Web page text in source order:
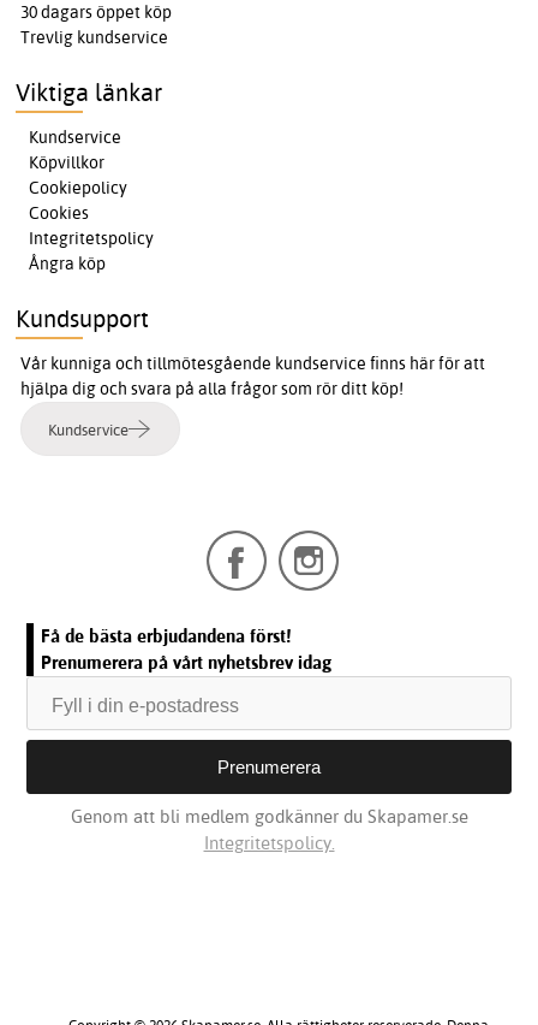
30 dagars öppet köp
Trevlig kundservice
Viktiga länkar
Kundservice
Köpvillkor
Cookiepolicy
Cookies
Integritetspolicy
Ångra köp
Kundsupport
Vår kunniga och tillmötesgående kundservice finns här för att
hjälpa dig och svara på alla frågor som rör ditt köp!
Kundservice
Få de bästa erbjudandena först!
Prenumerera på vårt nyhetsbrev idag
Genom att bli medlem godkänner du Skapamer.se
Integritetspolicy.